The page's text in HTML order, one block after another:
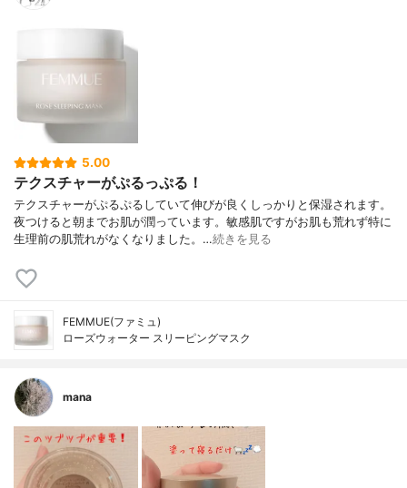
5.00
テクスチャーがぷるっぷる！
テクスチャーがぷるぷるしていて伸びが良くしっかりと保湿されます。
夜つけると朝までお肌が潤っています。敏感肌ですがお肌も荒れず特に
生理前の肌荒れがなくなりました。…続きを見る
FEMMUE(ファミュ)
ローズウォーター スリーピングマスク
mana